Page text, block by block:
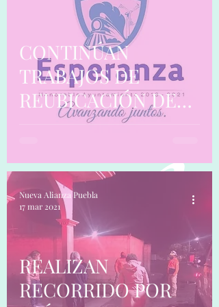
EDUCATIVAS.
CONTINÚAN
TRABAJOS DE
REUBICACIÓN DE
POSTES DE LUZ EN
FERROCARRILERA.
REALIZAN
RECORRIDO POR
Nueva Alianza Puebla
17 mar 2021